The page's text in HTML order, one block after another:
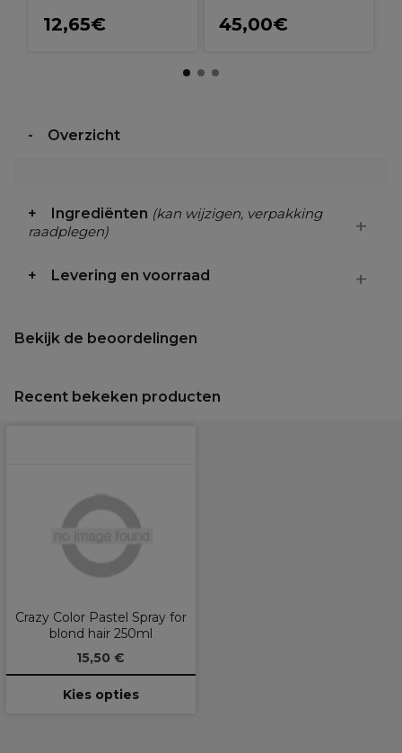
12,65€ 45,00€
Overzicht
Ingrediënten (kan wijzigen, verpakking
raadplegen)
Levering en voorraad
Bekijk de beoordelingen
Recent bekeken producten
Crazy Color Pastel Spray for
blond hair 250ml
15,50 €
Kies opties